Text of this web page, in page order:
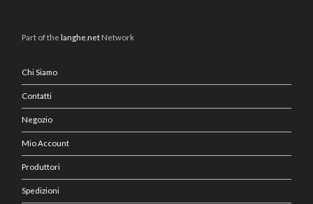
Part of the langhe.net Network
Chi Siamo
Contatti
Negozio
Mio Account
Produttori
Spedizioni